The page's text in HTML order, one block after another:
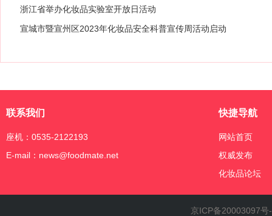
浙江省举办化妆品实验室开放日活动
宣城市暨宣州区2023年化妆品安全科普宣传周活动启动
联系我们
座机：0535-2122193
E-mail：news@foodmate.net
快捷导航
网站首页
权威发布
化妆品论坛
京ICP备20003097号